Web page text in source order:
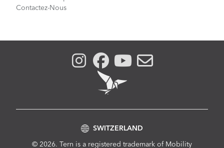
Contactez-Nous
© 2026. Tern is a registered trademark of Mobility
SWITZERLAND